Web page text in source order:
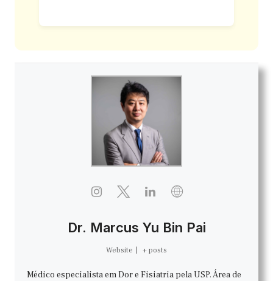
Dr. Marcus Yu Bin Pai
Website + posts
Médico especialista em Dor e Fisiatria pela USP. Área de